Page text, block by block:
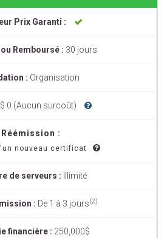
Prix Garanti :
Remboursé : 30 jours
: Organisation
$ 0 (Aucun surcoût)
Réémission :
nouveau certificat
de serveurs : Illimité
: De 1 à 3 jours(2)
financière : 250,000$